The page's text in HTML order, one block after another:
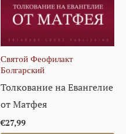
Святой Феофилакт
Болгарский
Толкование на Евангелие
от Матфея
€27,99